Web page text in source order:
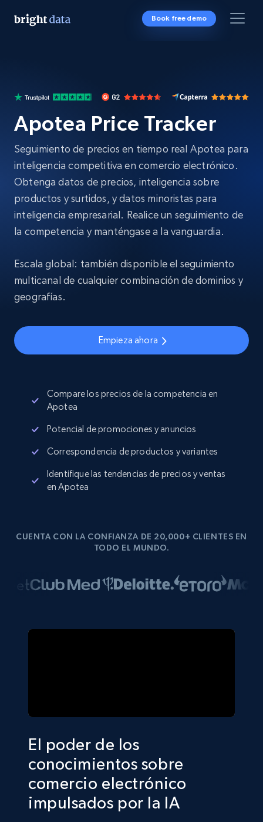
Book free demo
Apotea Price Tracker
Seguimiento de precios en tiempo real Apotea para
inteligencia competitiva en comercio electrónico.
Obtenga datos de precios, inteligencia sobre
productos y surtidos, y datos minoristas para
inteligencia empresarial. Realice un seguimiento de
la competencia y manténgase a la vanguardia.
Escala global: también disponible el seguimiento
multicanal de cualquier combinación de dominios y
geografías.
Empieza ahora
Compare los precios de la competencia en
Apotea
Potencial de promociones y anuncios
Correspondencia de productos y variantes
Identifique las tendencias de precios y ventas
en Apotea
CUENTA CON LA CONFIANZA DE 20,000+ CLIENTES EN
TODO EL MUNDO.
El poder de los
conocimientos sobre
comercio electrónico
impulsados por la IA